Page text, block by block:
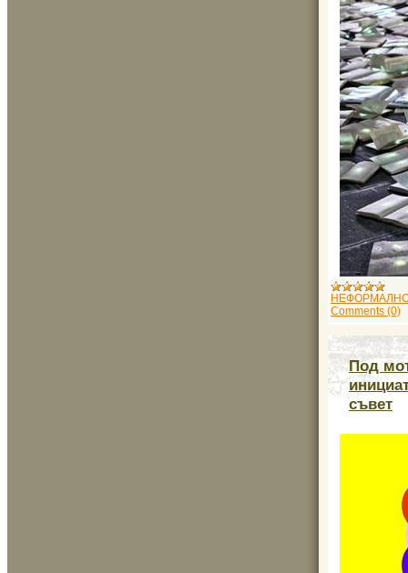
Comments (0)
Под
съвет